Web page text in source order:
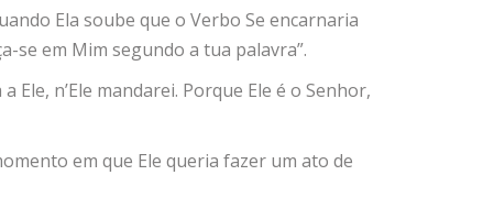
Ela soube que o Verbo Se encarnaria
se em Mim segundo a tua palavra”.
Ele, n’Ele mandarei. Porque Ele é o Senhor,
em que Ele queria fazer um ato de